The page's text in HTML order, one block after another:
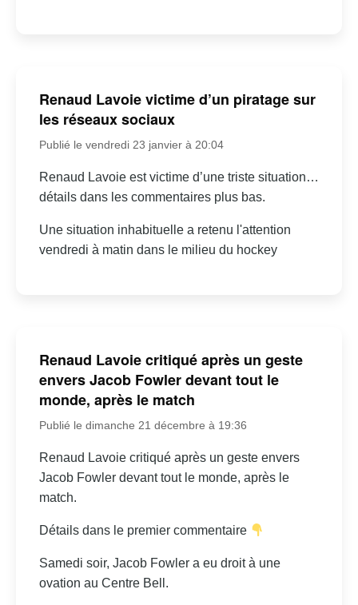
Renaud Lavoie victime d’un piratage sur
les réseaux sociaux
Publié le vendredi 23 janvier à 20:04
Renaud Lavoie est victime d’une triste situation…
détails dans les commentaires plus bas.
Une situation inhabituelle a retenu l'attention
vendredi à matin dans le milieu du hockey
Renaud Lavoie critiqué après un geste
envers Jacob Fowler devant tout le
monde, après le match
Publié le dimanche 21 décembre à 19:36
Renaud Lavoie critiqué après un geste envers
Jacob Fowler devant tout le monde, après le
match.
Détails dans le premier commentaire
Samedi soir, Jacob Fowler a eu droit à une
ovation au Centre Bell.